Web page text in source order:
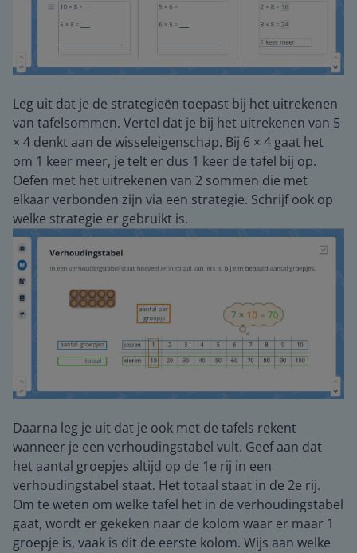
Leg uit dat je de strategieën toepast bij het uitrekenen
van tafelsommen. Vertel dat je bij het uitrekenen van 5
× 4 denkt aan de wisseleigenschap. Bij 6 × 4 gaat het
om 1 keer meer, je telt er dus 1 keer de tafel bij op.
Oefen met het uitrekenen van 2 sommen die met
elkaar verbonden zijn via een strategie. Schrijf ook op
welke strategie er gebruikt is.
Daarna leg je uit dat je ook met de tafels rekent
wanneer je een verhoudingstabel vult. Geef aan dat
het aantal groepjes altijd op de 1e rij in een
verhoudingstabel staat. Het totaal staat in de 2e rij.
Om te weten om welke tafel het in de verhoudingstabel
gaat, wordt er gekeken naar de kolom waar er maar 1
groepje is, vaak is dit de eerste kolom. Wijs aan welke